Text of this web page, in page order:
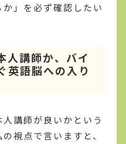
」を必ず確認したい
人講師か、バイ
英語脳への入り
講師が良いかという
視点で言いますと、